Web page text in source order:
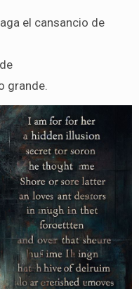
el cansancio de
grande.